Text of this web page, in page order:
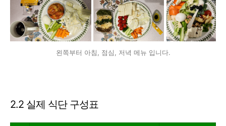
왼쪽부터 아침, 점심, 저녁 메뉴 입니다.
2.2 실제 식단 구성표